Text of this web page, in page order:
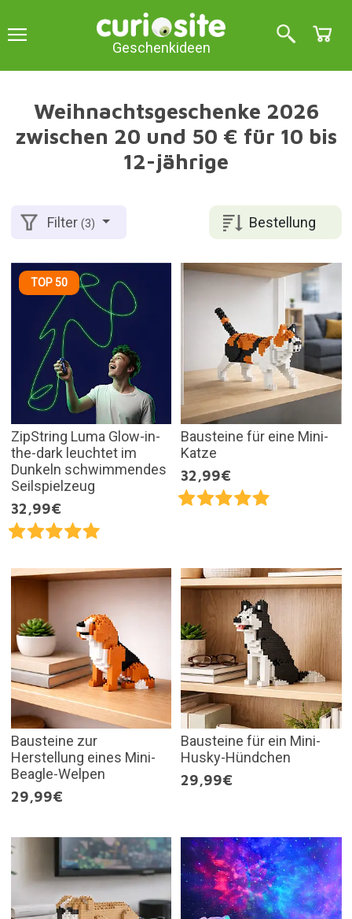
Geschenkideen
Weihnachtsgeschenke 2026
zwischen 20 und 50 € für 10 bis
12-jährige
Bestellung
Filter(3)
TOP 50
ZipString Luma Glow-in-
the-dark leuchtet im
Dunkeln schwimmendes
Seilspielzeug
32,99€
Bausteine für eine Mini-
Katze
32,99€
Bausteine zur
Herstellung eines Mini-
Beagle-Welpen
29,99€
Bausteine für ein Mini-
Husky-Hündchen
29,99€